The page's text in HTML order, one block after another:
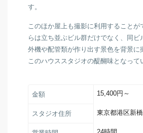
す。
このほか屋上も撮影に利用することが
らは立ち並ぶビル群だけでなく、同ビ
外機や配管類が作り出す景色を背景に
このハウススタジオの醍醐味となって
金額 15,400円～
スタジオ住所 東京都港区新